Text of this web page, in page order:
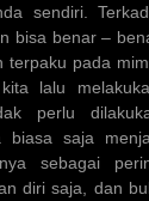
sendiri.
bisa benar –
terpaku pada
kita lalu
perlu
biasa saja
sebagai
diri saja, dan